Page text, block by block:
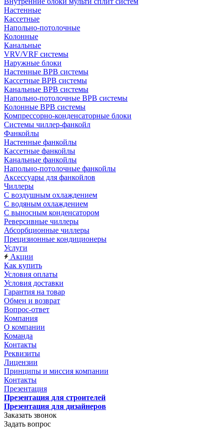
Настенные
Кассетные
Напольно-потолочные
Колонные
Канальные
VRV/VRF системы
Наружные блоки
Настенные ВРВ системы
Кассетные ВРВ системы
Канальные ВРВ системы
Напольно-потолочные ВРВ системы
Колонные ВРВ системы
Компрессорно-конденсаторные блоки
Системы чиллер-фанкойл
Фанкойлы
Настенные фанкойлы
Кассетные фанкойлы
Канальные фанкойлы
Напольно-потолочные фанкойлы
Аксессуары для фанкойлов
Чиллеры
С воздушным охлаждением
С водяным охлаждением
С выносным конденсатором
Реверсивные чиллеры
Абсорбционные чиллеры
Прецизионные кондиционеры
Услуги
Акции
Как купить
Условия оплаты
Условия доставки
Гарантия на товар
Обмен и возврат
Вопрос-ответ
Компания
О компании
Команда
Контакты
Реквизиты
Лицензии
Принципы и миссия компании
Контакты
Презентация
Презентация для строителей
Презентация для дизайнеров
Заказать звонок
Задать вопрос